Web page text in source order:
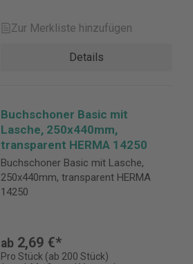
Zur Merkliste hinzufügen
Details
Buchschoner Basic mit
Lasche, 250x440mm,
transparent HERMA 14250
Buchschoner Basic mit Lasche,
250x440mm, transparent HERMA
14250
ab 2,69 €*
Pro Stück (ab 200 Stück)